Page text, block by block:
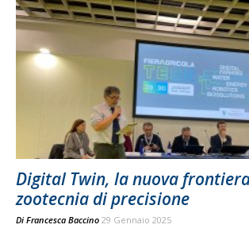
Digital Twin, la nuova
zootecnia di precisione
Di Francesca Baccino 29 Gennaio 2025